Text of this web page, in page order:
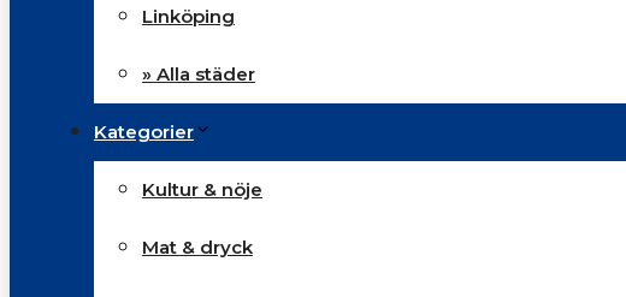
Linköping
» Alla städer
Kategorier
Kultur & nöje
Mat & dryck